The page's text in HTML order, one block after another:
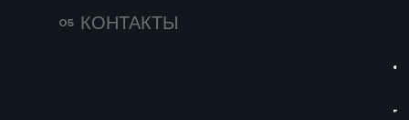
КОНТАКТЫ
Пригласить
Пригласить